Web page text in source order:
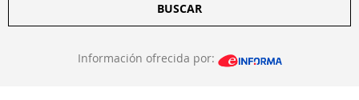
BUSCAR
Información ofrecida por: